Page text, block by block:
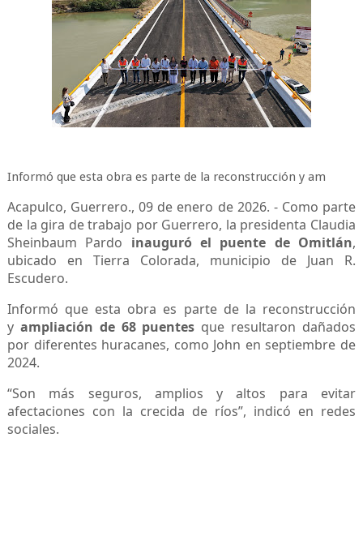
Informó que esta obra es parte de la reconstrucción y am
Acapulco, Guerrero., 09 de enero de 2026. - Como parte
de la gira de trabajo por Guerrero, la presidenta Claudia
Sheinbaum Pardo inauguró el puente de Omitlán,
ubicado en Tierra Colorada, municipio de Juan R.
Escudero.
Informó que esta obra es parte de la reconstrucción
y ampliación de 68 puentes que resultaron dañados
por diferentes huracanes, como John en septiembre de
2024.
“Son más seguros, amplios y altos para evitar
afectaciones con la crecida de ríos”, indicó en redes
sociales.